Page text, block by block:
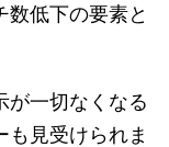
低下の要素と
が一切なくなる
見受けられま